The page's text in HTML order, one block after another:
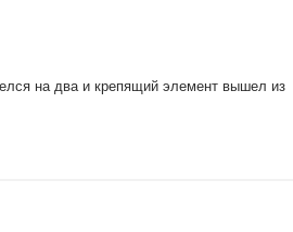
на два и крепящий элемент вышел из